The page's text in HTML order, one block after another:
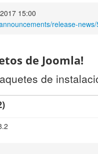
15:00
release-
de Joomla!
de